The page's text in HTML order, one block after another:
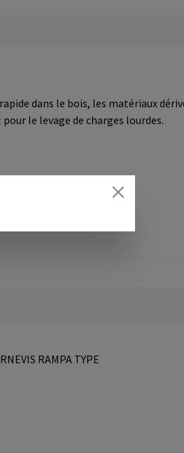
dans le bois, les matériaux
le levage de charges lourdes.